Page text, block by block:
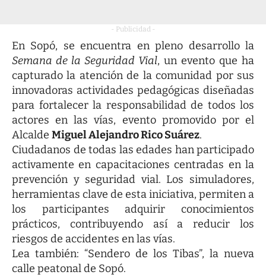
- Publicidad -
En Sopó, se encuentra en pleno desarrollo la
Semana de la Seguridad Vial, un evento que ha
capturado la atención de la comunidad por sus
innovadoras actividades pedagógicas diseñadas
para fortalecer la responsabilidad de todos los
actores en las vías, evento promovido por el
Alcalde Miguel Alejandro Rico Suárez.
Ciudadanos de todas las edades han participado
activamente en capacitaciones centradas en la
prevención y seguridad vial. Los simuladores,
herramientas clave de esta iniciativa, permiten a
los participantes adquirir conocimientos
prácticos, contribuyendo así a reducir los
riesgos de accidentes en las vías.
Lea también: “Sendero de los Tibas”, la nueva
calle peatonal de Sopó.